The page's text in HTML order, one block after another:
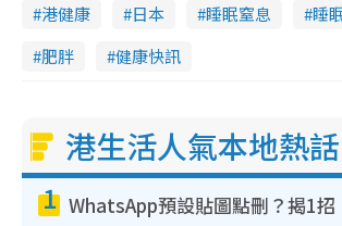
港健康
日本 睡眠窒息
睡
肥胖
健康快訊
港生活人氣本地熱話
1